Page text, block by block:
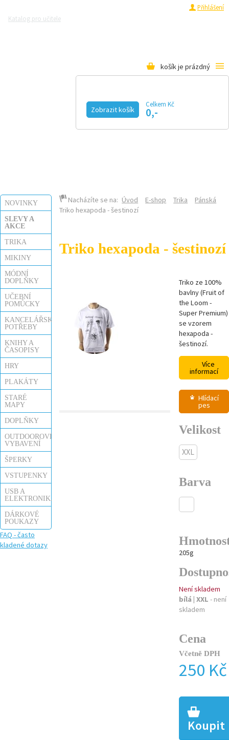
Přihlášení
Katalog pro učitele
košík je prázdný
Zobrazit košík
Celkem Kč
0,-
KALENDÁŘ AKCÍ
MAGAZÍN
NOVINKY
SLEVY A
AKCE
TRIKA
MIKINY
MÓDNÍ
DOPLŇKY
UČEBNÍ
POMŮCKY
KANCELÁŘSKÉ
POTŘEBY
KNIHY A
ČASOPISY
HRY
PLAKÁTY
STARÉ
MAPY
DOPLŇKY
OUTDOOROVÉ
VYBAVENÍ
ŠPERKY
VSTUPENKY
USB A
ELEKTRONIKA
DÁRKOVÉ
POUKAZY
FAQ - často
kladené dotazy
Nacházíte se na: Úvod E-shop Trika
Pánská
Triko hexapoda - šestinozí
Triko hexapoda - šestinozí
Triko ze 100%
bavlny (Fruit of
the Loom -
Super Premium)
se vzorem
hexapoda -
šestinozí.
Více
informací
Hlídací
pes
Velikost
XXL
Barva
205g
Není skladem
bílá | XXL - není
skladem
Cena
Včetně DPH
250 Kč
Koupit